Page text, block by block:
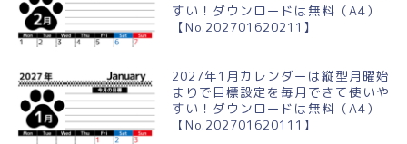
すい！ダウンロードは無料（A4）
【No.202701620211】
2027年1月カレンダーは縦型月曜始
まりで目標設定を毎月できて使いや
すい！ダウンロードは無料（A4）
【No.202701620111】